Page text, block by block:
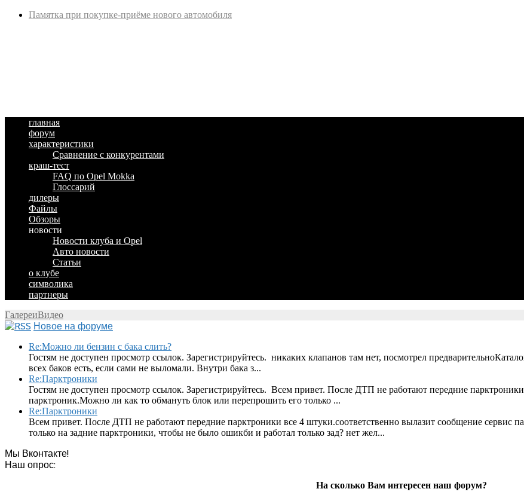
Памятка при покупке-приёме нового автомобиля
главная
форум
характеристики
Сравнение с конкурентами
краш-тест
FAQ по Opel Mokka
Глоссарий
дилеры
Файлы
Обзоры
новости
Новости клуба и Opel
Авто новости
Статьи
о клубе
символика
партнеры
ГалереиВидео
Новое на форуме
Re:Можно ли бензин с бака слить?
Гостям не доступен просмотр ссылок. Зарегистрируйтесь. никаких клапанов там нет, посмотрел
всех баков есть, если сами не выломали. Внутри бака з...
Re:Парктроники
Гостям не доступен просмотр ссылок. Зарегистрируйтесь. Всем привет. После ДТП не работают передние
парктроник.Можно ли как то обмануть блок или перепрошить его только ...
Re:Парктроники
Всем привет. После ДТП не работают передние парктроники все 4 штуки.соответственно вылазит сообщение сервис
только на задние парктроники, чтобы не было ошикби и работал только зад? нет жел...
Мы Вконтакте!
Наш опрос:
На сколько Вам интересен наш форум?